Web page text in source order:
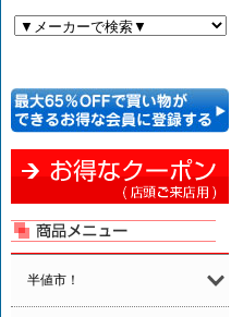
半値市！